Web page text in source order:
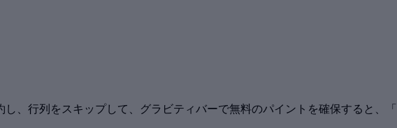
、行列をスキップして、グラビティバーで無料のパイントを確保すると、